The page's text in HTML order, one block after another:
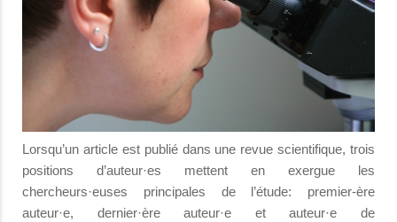
Lorsqu’un article est publié dans une revue scientifique, trois
positions d’auteur·es mettent en exergue les
chercheurs·euses principales de l’étude: premier-ère
auteur·e, dernier·ère auteur·e et auteur·e de